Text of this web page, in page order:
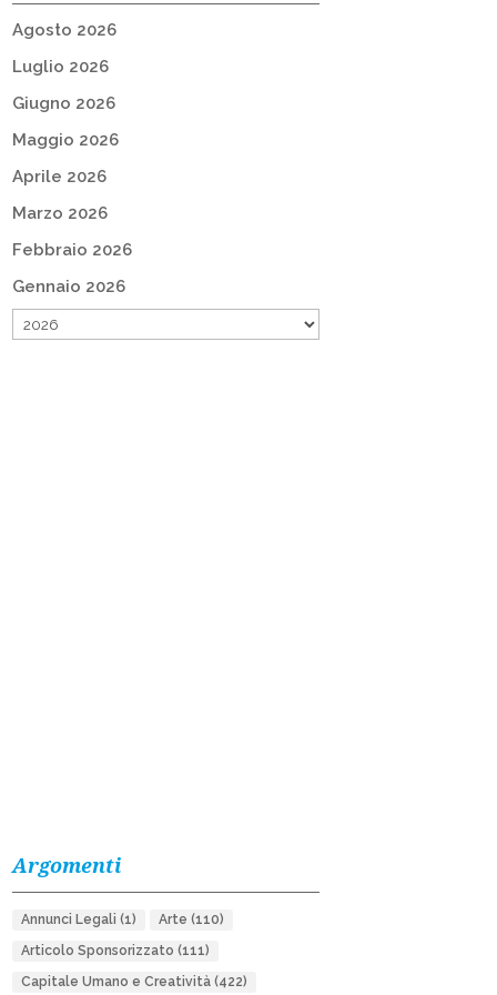
Agosto 2026
Luglio 2026
Giugno 2026
Maggio 2026
Aprile 2026
Marzo 2026
Febbraio 2026
Gennaio 2026
Argomenti
Annunci Legali (1) Arte (110)
Articolo Sponsorizzato (111)
Capitale Umano e Creatività(422)